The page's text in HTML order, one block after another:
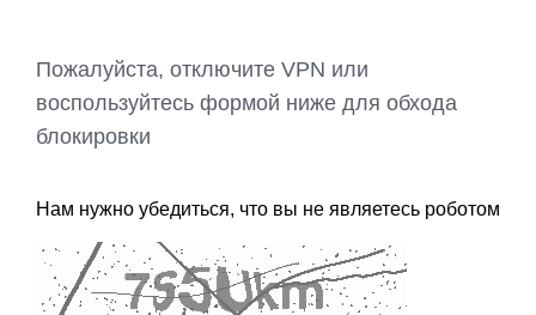
Пожалуйста, отключите VPN или
воспользуйтесь формой ниже для обхода
блокировки
Нам нужно убедиться, что вы не являетесь роботом